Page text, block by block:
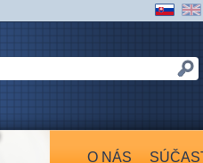
O NÁS